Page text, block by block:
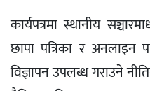
कार्यपत्रमा स्थानीय
छापा पत्रिका र अनलाइन
विज्ञापन उपलब्ध गराउने